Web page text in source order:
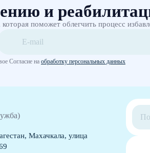
и
поможет облегчить процесс
Согласие на обработку персональных данных
Махачкала, улица